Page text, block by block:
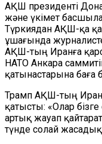
АҚШ президенті
және үкімет
Түркиядан АҚШ-қа
ұшағында
АҚШ-тың Иранға
НАТО Анкара
қатынастарына баға
Трамп АҚШ-тың
қатысты: «Олар
артық жауап
түнде солай